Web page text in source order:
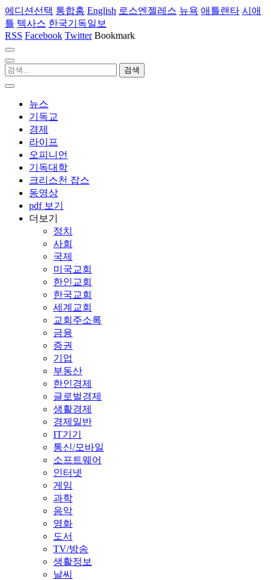
에디션선택 통합홈 English 로스엔젤레스 뉴욕 애틀랜타 시애
틀 텍사스 한국기독일보
RSS Facebook Twitter Bookmark
뉴스
기독교
경제
라이프
오피니언
기독대학
크리스천 잡스
동영상
pdf 보기
더보기
정치
사회
국제
미국교회
한인교회
한국교회
세계교회
교회주소록
금융
증권
기업
부동산
한인경제
글로벌경제
생활경제
경제일반
IT기기
통신/모바일
소프트웨어
인터넷
게임
과학
음악
영화
도서
TV/방송
생활정보
날씨